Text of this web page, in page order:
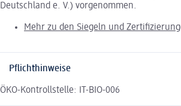
Deutschland e. V.) vorgenommen.
Mehr zu den Siegeln und
Pflichthinweise
ÖKO-Kontrollstelle: IT-BIO-006